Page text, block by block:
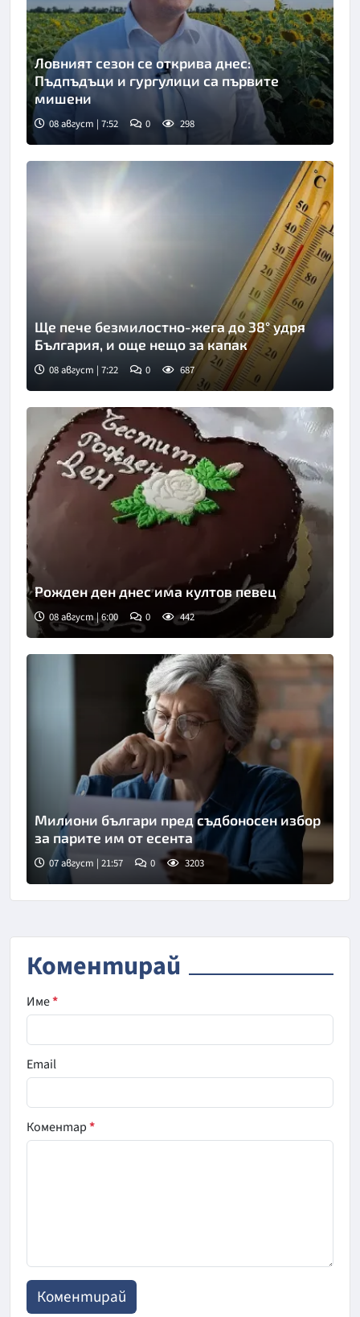
Снимка: БТА
Ловният сезон се открива днес:
Пъдпъдъци и гургулици са първите
мишени
08 август | 7:52 0 298
Ще пече безмилостно-жега до 38° удря
България, и още нещо за капак
08 август | 7:22 0 687
Рожден ден днес има култов певец
08 август | 6:00 0 442
Милиони българи пред съдбоносен избор
за парите им от есента
07 август | 21:57 0 3203
Коментирай
Име*
Email
Коментар*